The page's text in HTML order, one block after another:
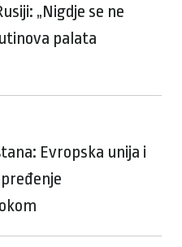
„Nigdje se ne
palata
Evropska unija i